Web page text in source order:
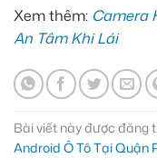
Xem thêm: Camera
An Tâm Khi Lái
Bài viết này được đăng
Android Ô Tô Tại Quận